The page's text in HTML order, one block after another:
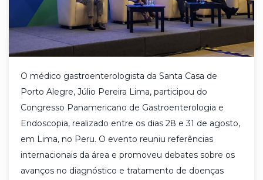
O médico gastroenterologista da Santa Casa de
Porto Alegre, Júlio Pereira Lima, participou do
Congresso Panamericano de Gastroenterologia e
Endoscopia, realizado entre os dias 28 e 31 de agosto,
em Lima, no Peru. O evento reuniu referências
internacionais da área e promoveu debates sobre os
avanços no diagnóstico e tratamento de doenças